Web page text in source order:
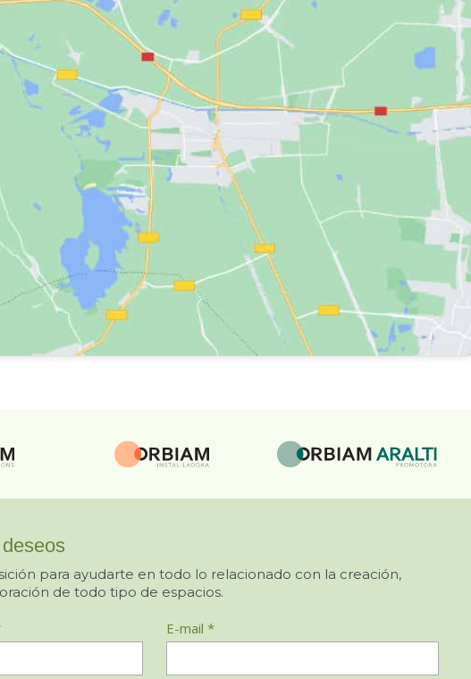
para ayudarte en todo lo relacionado con la creación,
de todo tipo de espacios.
E-mail *